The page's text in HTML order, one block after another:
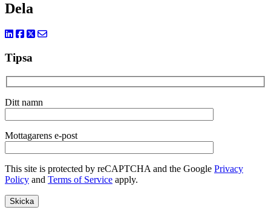
Dela
Tipsa
Ditt namn
Mottagarens e-post
This site is protected by reCAPTCHA and the Google Privacy
Policy and Terms of Service apply.